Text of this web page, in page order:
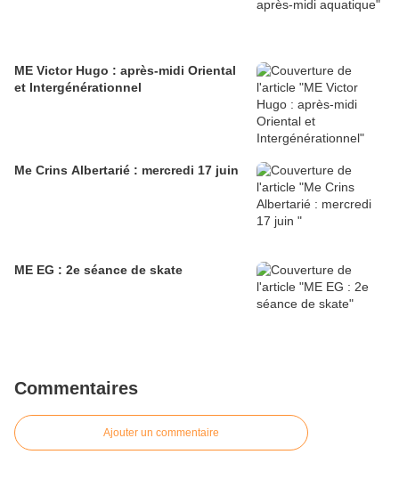
ME Victor Hugo : après-midi Oriental
et Intergénérationnel
Me Crins Albertarié : mercredi 17 juin
ME EG : 2e séance de skate
Commentaires
Ajouter un commentaire